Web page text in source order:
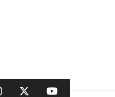
suivre sur Facebook
Nous suivre sur
Nous suivre sur X
Nous suivre